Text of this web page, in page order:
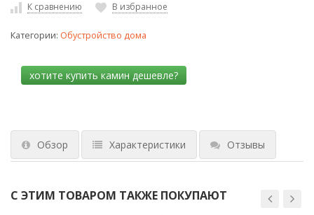
К сравнению В избранное
Категории: Обустройство дома
Обзор Характеристики Отзывы
С ЭТИМ ТОВАРОМ ТАКЖЕ ПОКУПАЮТ